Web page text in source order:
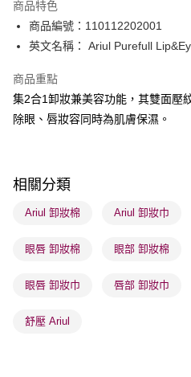
PayMe
WeChat Pay
BoC Pay
送貨方式
每筆HK$65.00，滿HK$300.00或
確認發貨後1-3 工作天送達，訂單
每筆HK$65.00，滿HK$300.00或
(香港門市) 只顯示可選門市。確認
商品特色
商品編號：110112202001
英文名稱： Ariul Purefull
商品重點
集2合1卸妝兼美容功能，其雙面壓
除眼、唇妝容同時為肌膚保濕。
相關分類
Ariul 卸妝棉 Ariul 卸妝巾
眼唇 卸妝棉 眼部 卸妝棉
眼唇 卸妝巾 唇部 卸妝巾
舒壓 Ariul